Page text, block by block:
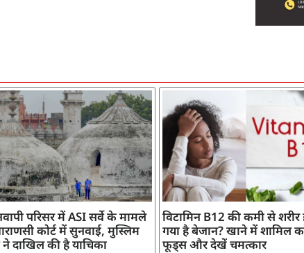
परिसर में ASI सर्वे के मामले
कोर्ट में सुनवाई, मुस्लिम
ने दाखिल की है याचिका
विटामिन B12 की कमी से शरीर
गया है बेजान? खाने में शामिल
फूड्स और देखें चमत्कार